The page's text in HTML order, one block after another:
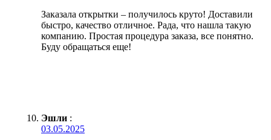
Заказала открытки – получилось круто! Доставили
быстро, качество отличное. Рада, что нашла такую
компанию. Простая процедура заказа, все понятно.
Буду обращаться еще!
Эшли :
03.05.2025